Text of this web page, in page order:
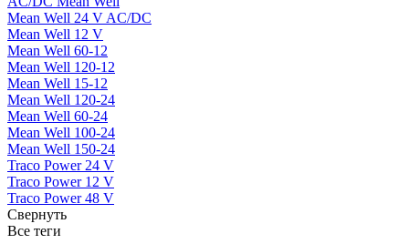
Mean Well 24 V AC/DC
Mean Well 12 V
Mean Well 60-12
Mean Well 120-12
Mean Well 15-12
Mean Well 120-24
Mean Well 60-24
Mean Well 100-24
Mean Well 150-24
Traco Power 24 V
Traco Power 12 V
Traco Power 48 V
Свернуть
Все теги